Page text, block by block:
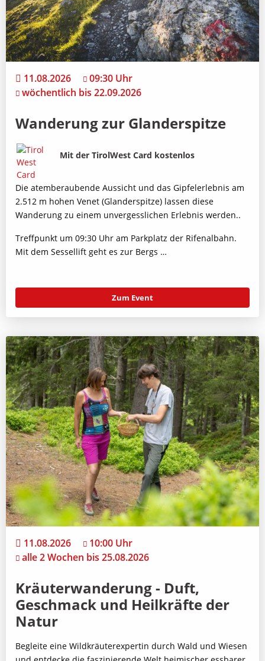
11.08.2026
09:30 Uhr
wöchentlich bis 22.09.2026
Wanderung zur Glanderspitze
Bild
Beschreibung
Mit der TirolWest Card kostenlos
Die atemberaubende Aussicht und das Gipfelerlebnis am
2.512 m hohen Venet (Glanderspitze) lassen diese
Wanderung zu einem unvergesslichen Erlebnis werden..
Treffpunkt um 09:30 Uhr am Parkplatz der Rifenalbahn.
Mit dem Sessellift geht es zur Bergs …
Zum Event
11.08.2026
10:00 Uhr
alle 2 Wochen bis 25.08.2026
Kräuterwanderung - Duft,
Geschmack und Heilkräfte der
Natur
Begleite eine Wildkräuterexpertin durch Wald und Wiesen